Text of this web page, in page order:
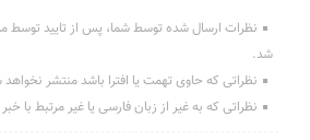
نظرات ارسال شده توسط شما، پس از تایید توسط
شد.
نظراتی که حاوی تهمت یا افترا باشد منتشر
نظراتی که به غیر از زبان فارسی یا غیر مرتبط با